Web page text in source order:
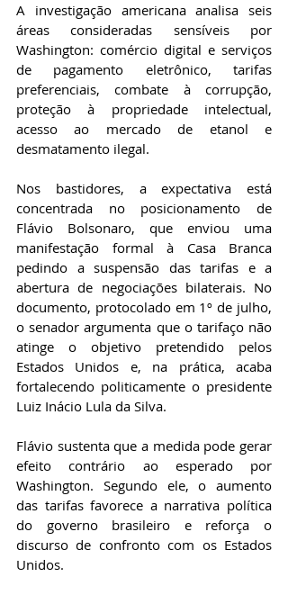
A investigação americana analisa seis
áreas consideradas sensíveis por
Washington: comércio digital e serviços
de pagamento eletrônico, tarifas
preferenciais, combate à corrupção,
proteção à propriedade intelectual,
acesso ao mercado de etanol e
desmatamento ilegal.
Nos bastidores, a expectativa está
concentrada no posicionamento de
Flávio Bolsonaro, que enviou uma
manifestação formal à Casa Branca
pedindo a suspensão das tarifas e a
abertura de negociações bilaterais. No
documento, protocolado em 1º de julho,
o senador argumenta que o tarifaço não
atinge o objetivo pretendido pelos
Estados Unidos e, na prática, acaba
fortalecendo politicamente o presidente
Luiz Inácio Lula da Silva.
Flávio sustenta que a medida pode gerar
efeito contrário ao esperado por
Washington. Segundo ele, o aumento
das tarifas favorece a narrativa política
do governo brasileiro e reforça o
discurso de confronto com os Estados
Unidos.